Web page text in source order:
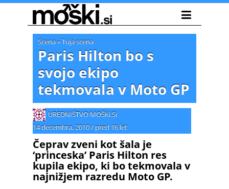
Scena»Tuja scena
Paris Hilton bo s
svojo ekipo
tekmovala v Moto GP
UREDNIŠTVO MOŠKi.Si
14 decembra, 2010/ pred 16 let
Čeprav zveni kot šala je
‘princeska’ Paris Hilton res
kupila ekipo, ki bo tekmovala v
najnižjem razredu Moto GP.